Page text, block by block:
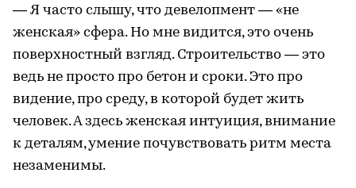
— Я часто слышу, что девелопмент — «не
женская» сфера. Но мне видится, это очень
поверхностный взгляд. Строительство — это
ведь не просто про бетон и сроки. Это про
видение, про среду, в которой будет жить
человек. А здесь женская интуиция, внимание
к деталям, умение почувствовать ритм места
незаменимы.